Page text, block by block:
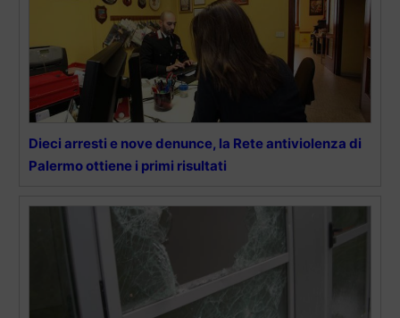
Dieci arresti e nove denunce, la Rete antiviolenza di
Palermo ottiene i primi risultati